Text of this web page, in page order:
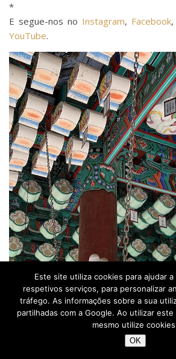
*
E segue-nos no Instagram, Facebook,
YouTube.
Este site utiliza cookies para ajudar
respetivos serviços, para personalizar
tráfego. As informações sobre a sua
partilhadas com a Google. Ao utilizar
mesmo utilize
OK